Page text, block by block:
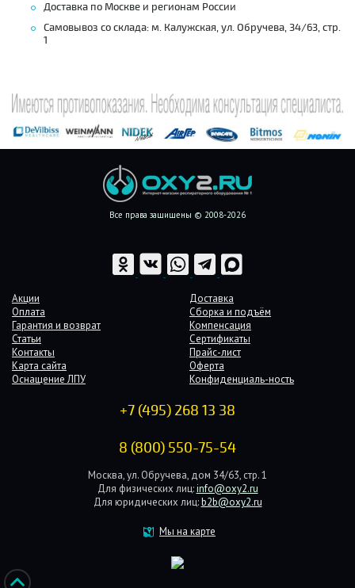
Доставка по Москве и регионам России
Самовывоз со склада: м. Калужская, ул. Обручева, 34/63, стр.
1
Все права защищены © 2008-2026
Акции
Доставка
Оплата
Сборка и подъём
Гарантия и возврат
Компенсация
Статьи
Сертификаты
Контакты
Прайс-лист
Карта сайта
Оферта
Оснащение ЛПУ
Конфиденциаль-ность
+7 (495) 268 13 38
8 (800) 550-75-54
Москва, ул. Обручева, дом 34/63, стр. 1
Для физических лиц: info@oxy2.ru
Для юридических лиц: b2b@oxy2.ru
Мы на карте